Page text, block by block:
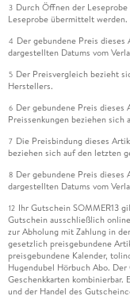
3 Durch Öffnen der
Leseprobe übermittelt werden.
4 Der gebundene Preis
dargestellten Datums vom
5 Der Preisvergleich bezieht
Herstellers.
6 Der gebundene Preis dieses
Preissenkungen beziehen sich
7 Die Preisbindung dieses
beziehen sich auf den letzten
8 Der gebundene Preis
dargestellten Datums vom
12 Ihr Gutschein SOMMER13
Gutschein ausschließlich
zur Abholung mit Zahlung in
gesetzlich preisgebundene
preisgebundene Kalender,
Hugendubel Hörbuch Abo.
Geschenkkarten kombinierbar.
und der Handel des